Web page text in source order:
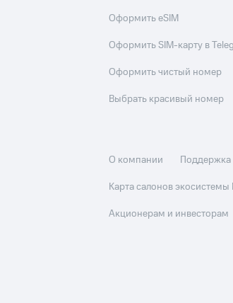
Оформить eSIM
Оформить SIM-карту в
Оформить чистый номер
Выбрать красивый номер
О компании Поддержка
Карта салонов
Акционерам и инвесторам